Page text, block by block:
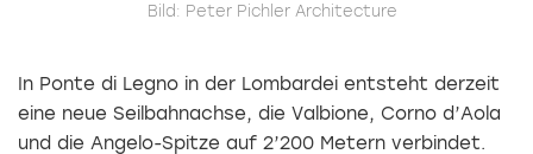
Bild: Peter Pichler Architecture
In Ponte di Legno in der Lombardei entsteht derzeit
eine neue Seilbahnachse, die Valbione, Corno d’Aola
und die Angelo-Spitze auf 2’200 Metern verbindet.